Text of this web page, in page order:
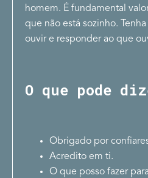
homem. É fundamental
que não está sozinho.
ouvir e responder ao que
O que pode
Obrigado por
Acredito em ti.
O que posso fazer